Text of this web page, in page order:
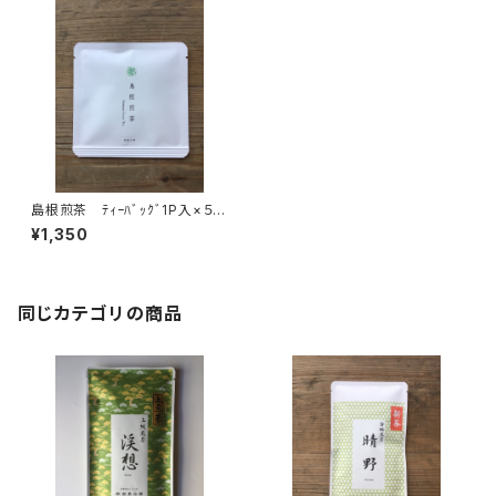
島根煎茶 ﾃｨｰﾊﾞｯｸﾞ1P入×５
個 ティーバッグ 個包装
１パック入り 島根ギフト プレ
¥1,350
同じカテゴリの商品